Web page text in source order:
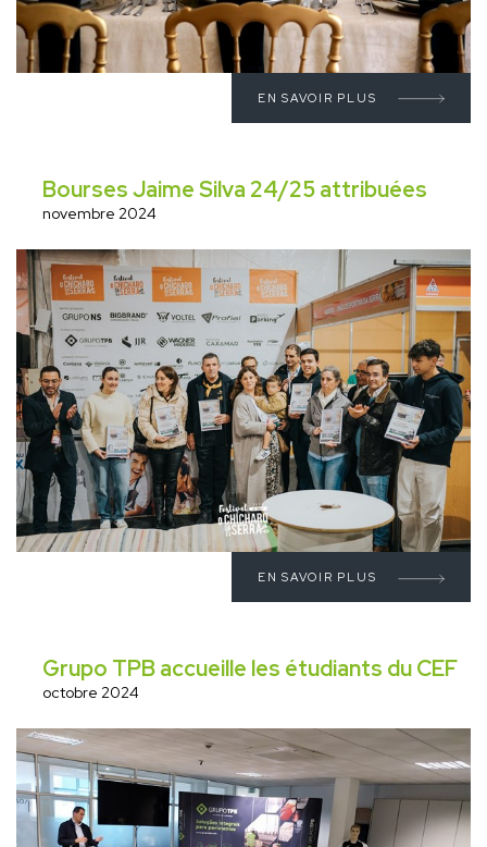
EN SAVOIR PLUS
Bourses Jaime Silva 24/25 attribuées
novembre 2024
EN SAVOIR PLUS
Grupo TPB accueille les étudiants du CEF
octobre 2024